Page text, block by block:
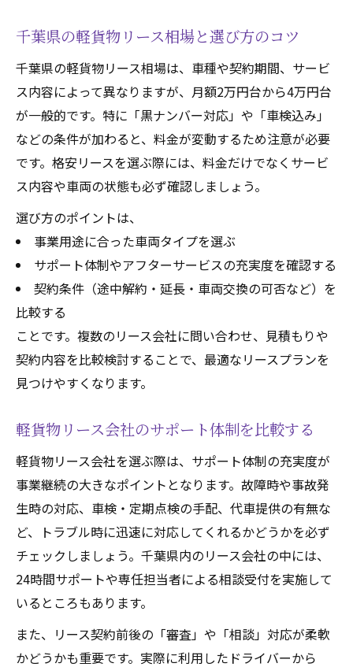
千葉県の軽貨物リース相場と選び方のコツ
千葉県の軽貨物リース相場は、車種や契約期間、サービ
ス内容によって異なりますが、月額2万円台から4万円台
が一般的です。特に「黒ナンバー対応」や「車検込み」
などの条件が加わると、料金が変動するため注意が必要
です。格安リースを選ぶ際には、料金だけでなくサービ
ス内容や車両の状態も必ず確認しましょう。
選び方のポイントは、
事業用途に合った車両タイプを選ぶ
サポート体制やアフターサービスの充実度を確認する
契約条件（途中解約・延長・車両交換の可否など）を
比較する
ことです。複数のリース会社に問い合わせ、見積もりや
契約内容を比較検討することで、最適なリースプランを
見つけやすくなります。
軽貨物リース会社のサポート体制を比較する
軽貨物リース会社を選ぶ際は、サポート体制の充実度が
事業継続の大きなポイントとなります。故障時や事故発
生時の対応、車検・定期点検の手配、代車提供の有無な
ど、トラブル時に迅速に対応してくれるかどうかを必ず
チェックしましょう。千葉県内のリース会社の中には、
24時間サポートや専任担当者による相談受付を実施して
いるところもあります。
また、リース契約前後の「審査」や「相談」対応が柔軟
かどうかも重要です。実際に利用したドライバーから